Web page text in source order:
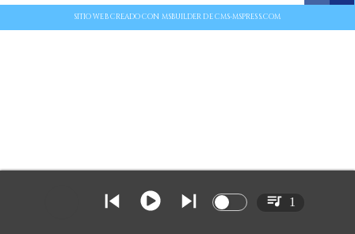
SITIO WEB CREADO CON MSBUILDER DE CMS-MSPRESS.COM
1